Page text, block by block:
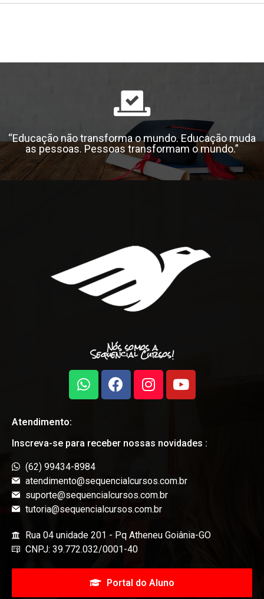
“Educação não transforma o mundo. Educação muda
as pessoas. Pessoas transformam o mundo.”
Nós somos a
Sequencial Cursos!
Atendimento:
Inscreva-se para receber nossas novidades :
(62) 99434-8984
atendimento@sequencialcursos.com.br
suporte@sequencialcursos.com.br
tutoria@sequencialcursos.com.br
Rua 04 unidade 201 - Pq Atheneu Goiânia-GO
CNPJ: 39.772.032/0001-40
Portal do Aluno